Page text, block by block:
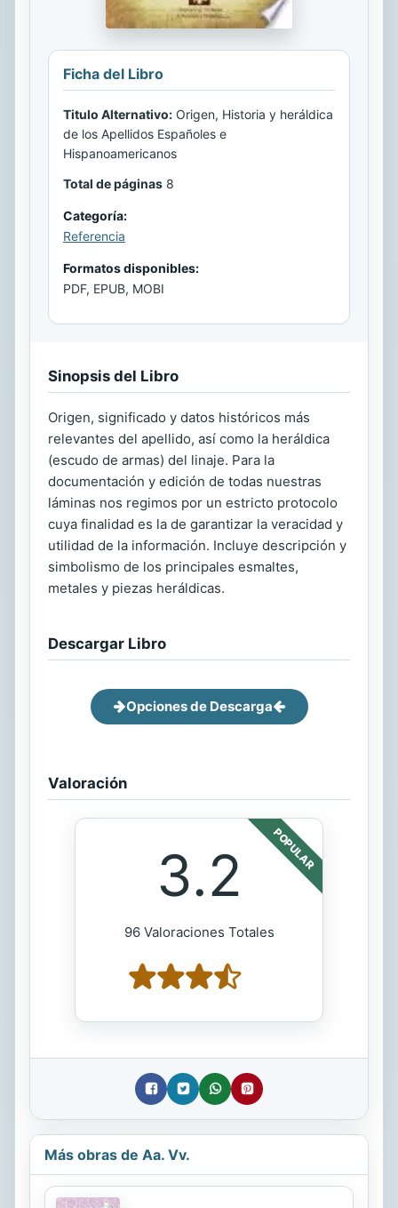
Ficha del Libro
Titulo Alternativo: Origen, Historia y heráldica
de los Apellidos Españoles e
Hispanoamericanos
Total de páginas 8
Categoría:
Referencia
Formatos disponibles:
PDF, EPUB, MOBI
Sinopsis del Libro
Origen, significado y datos históricos más
relevantes del apellido, así como la heráldica
(escudo de armas) del linaje. Para la
documentación y edición de todas nuestras
láminas nos regimos por un estricto protocolo
cuya finalidad es la de garantizar la veracidad y
utilidad de la información. Incluye descripción y
simbolismo de los principales esmaltes,
metales y piezas heráldicas.
Descargar Libro
Opciones de Descarga
Valoración
POPULAR
3.2
96 Valoraciones Totales
Más obras de Aa. Vv.